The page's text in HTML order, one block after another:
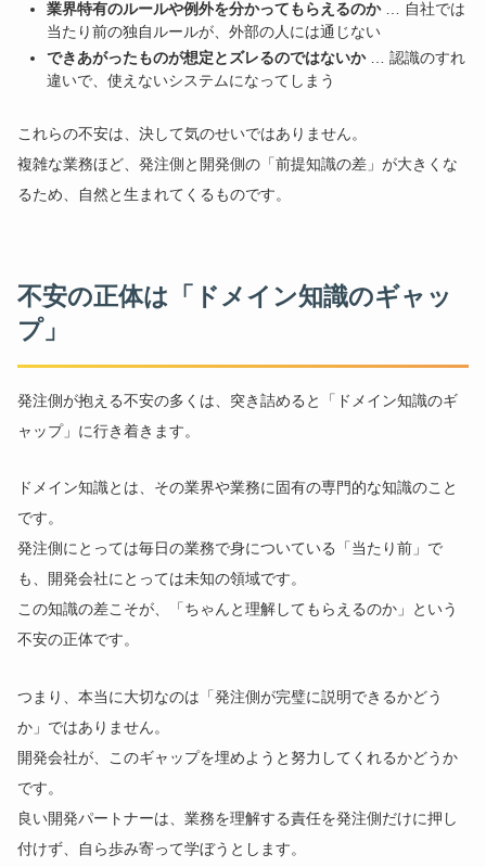
業界特有のルールや例外を分かってもらえるのか… 自社では
当たり前の独自ルールが、外部の人には通じない
できあがったものが想定とズレるのではないか… 認識のすれ
違いで、使えないシステムになってしまう
これらの不安は、決して気のせいではありません。
複雑な業務ほど、発注側と開発側の「前提知識の差」が大きくな
るため、自然と生まれてくるものです。
不安の正体は「ドメイン知識のギャッ
プ」
発注側が抱える不安の多くは、突き詰めると「ドメイン知識のギ
ャップ」に行き着きます。
ドメイン知識とは、その業界や業務に固有の専門的な知識のこと
です。
発注側にとっては毎日の業務で身についている「当たり前」で
も、開発会社にとっては未知の領域です。
この知識の差こそが、「ちゃんと理解してもらえるのか」という
不安の正体です。
つまり、本当に大切なのは「発注側が完璧に説明できるかどう
か」ではありません。
開発会社が、このギャップを埋めようと努力してくれるかどうか
です。
良い開発パートナーは、業務を理解する責任を発注側だけに押し
付けず、自ら歩み寄って学ぼうとします。